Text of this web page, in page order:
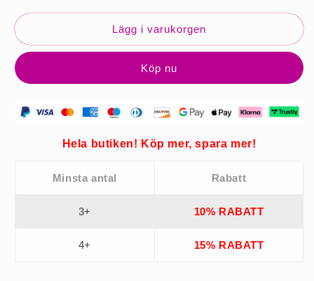
Agent
muddring
Agent
muddring
rörledningar
Lägg i varukorgen
Köp nu
Hela butiken! Köp mer, spara mer!
Minsta antal Rabatt
3+ 10% RABATT
4+ 15% RABATT